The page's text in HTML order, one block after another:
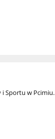
Sportu w Pcimiu.